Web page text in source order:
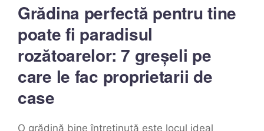
Grădina perfectă pentru tine
poate fi paradisul
rozătoarelor: 7 greșeli pe
care le fac proprietarii de
case
O grădină bine întreținută este locul ideal